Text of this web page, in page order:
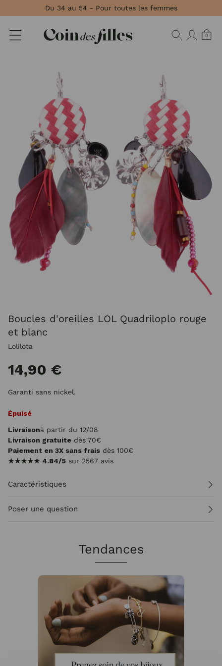
Du 34 au 54 - Pour toutes les femmes
0
Boucles d'oreilles LOL Quadriloplo rouge
et blanc
Lolilota
14,90 €
Garanti sans nickel.
Épuisé
Livraisonà partir du 12/08
Livraison gratuite dès 70€
Paiement en 3X sans frais dès 100€
★★★★★ 4.84/5 sur 2567 avis
Caractéristiques
Poser une question
Tendances
Panneau de gestion des cookies